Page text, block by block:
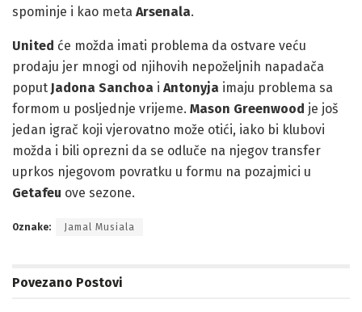
spominje i kao meta Arsenala.
United će možda imati problema da ostvare veću
prodaju jer mnogi od njihovih nepoželjnih napadača
poput Jadona Sanchoa i Antonyja imaju problema sa
formom u posljednje vrijeme. Mason Greenwood je još
jedan igrač koji vjerovatno može otići, iako bi klubovi
možda i bili oprezni da se odluče na njegov transfer
uprkos njegovom povratku u formu na pozajmici u
Getafeu ove sezone.
Oznake: Jamal Musiala
Povezano Postovi